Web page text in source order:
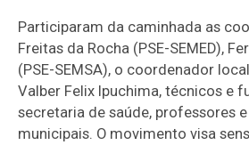
Participaram da caminhada as
Freitas da Rocha (PSE-SEMED),
(PSE-SEMSA), o coordenador
Valber Felix Ipuchima, técnicos e
secretaria de saúde, professores
municipais. O movimento visa